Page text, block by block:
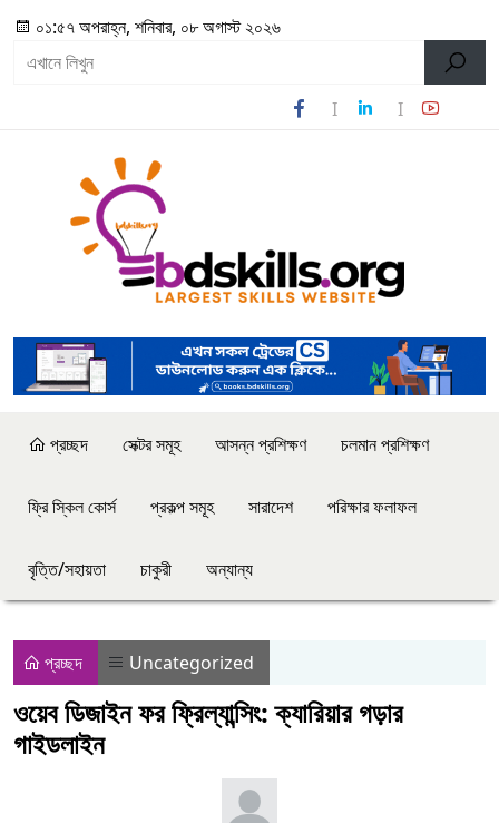
০১:৫৭ অপরাহ্ন, শনিবার, ০৮ অগাস্ট ২০২৬
প্রচ্ছদ সেক্টর সমূহ আসন্ন প্রশিক্ষণ চলমান প্রশিক্ষণ
ফ্রি স্কিল কোর্স প্রকল্প সমূহ সারাদেশ পরিক্ষার ফলাফল
বৃত্তি/সহায়তা চাকুরী অন্যান্য
প্রচ্ছদ Uncategorized
ওয়েব ডিজাইন ফর ফ্রিল্যান্সিং: ক্যারিয়ার গড়ার
গাইডলাইন